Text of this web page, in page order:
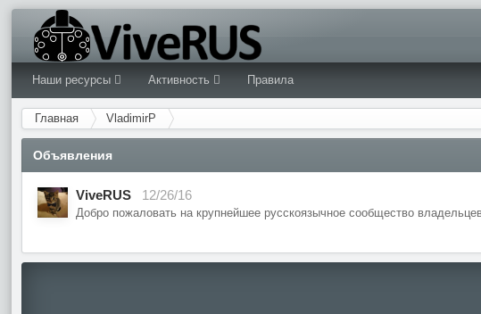
Наши ресурсы Активность Правила
Главная VladimirP
Объявления
ViveRUS 12/26/16
Добро пожаловать на крупнейшее русскоязычное сообщество